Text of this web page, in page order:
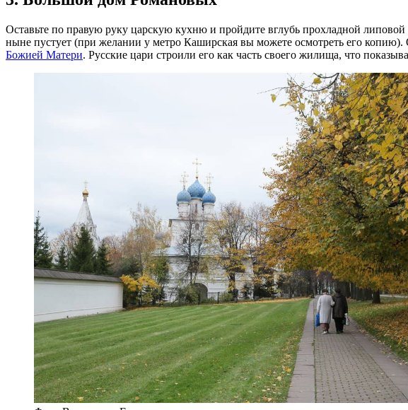
Оставьте по правую руку царскую кухню и пройдите вглубь прохладной
ныне пустует (при желании у метро Каширская вы можете осмотреть его копию).
Божией Матери. Русские цари строили его как часть своего жилища, что